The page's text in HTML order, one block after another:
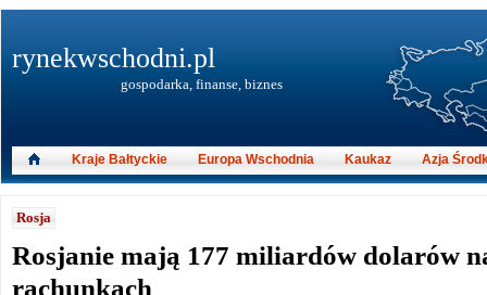
Rosja
Rosjanie mają 177 miliardów dolarów
rachunkach
rynekwschodni.pl
gospodarka, finanse, biznes
Kraje Bałtyckie Europa Wschodnia Kaukaz Azja